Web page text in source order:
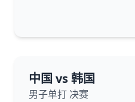
中国 vs 韩国
男子单打 决赛